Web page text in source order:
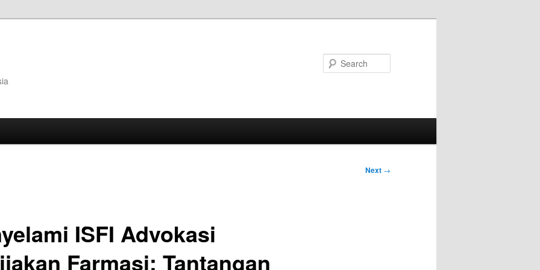
Next →
ISFI Advokasi
Farmasi: Tantangan